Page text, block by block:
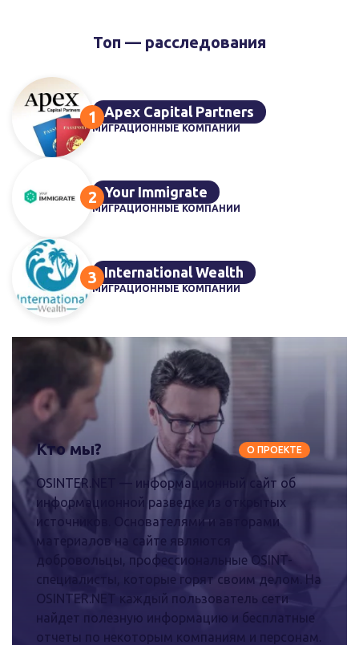
Топ — расследования
Apex Capital Partners
МИГРАЦИОННЫЕ КОМПАНИИ
Your Immigrate
МИГРАЦИОННЫЕ КОМПАНИИ
International Wealth
МИГРАЦИОННЫЕ КОМПАНИИ
Кто мы?
OSINTER.NET — информационный сайт об
информационной разведке из открытых
источников. Основателями и авторами
материалов на сайте являются
добровольцы, профессиональные OSINT-
специалисты, которые горят своим делом. На
OSINTER.NET каждый пользователь сети
найдет полезную информацию и бесплатные
отчеты по некоторым компаниям и персонам.
О ПРОЕКТЕ